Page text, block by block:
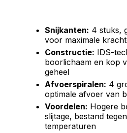
Snijkanten: 4 stuks,
voor maximale
Constructie: IDS-
boorlichaam en kop
geheel
Afvoerspiralen: 4
optimale afvoer van
Voordelen: Hogere
slijtage, bestand
temperaturen